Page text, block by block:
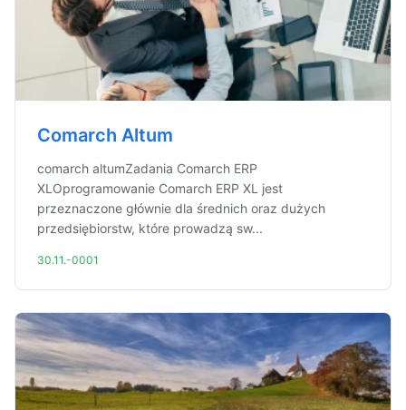
Comarch Altum
comarch altumZadania Comarch ERP
XLOprogramowanie Comarch ERP XL jest
przeznaczone głównie dla średnich oraz dużych
przedsiębiorstw, które prowadzą sw...
30.11.-0001